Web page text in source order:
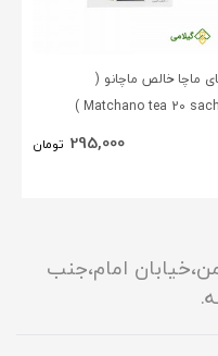
ماچا خالص ماچانو (
Matchano tea 20
295,000 تومان
امام،جنب